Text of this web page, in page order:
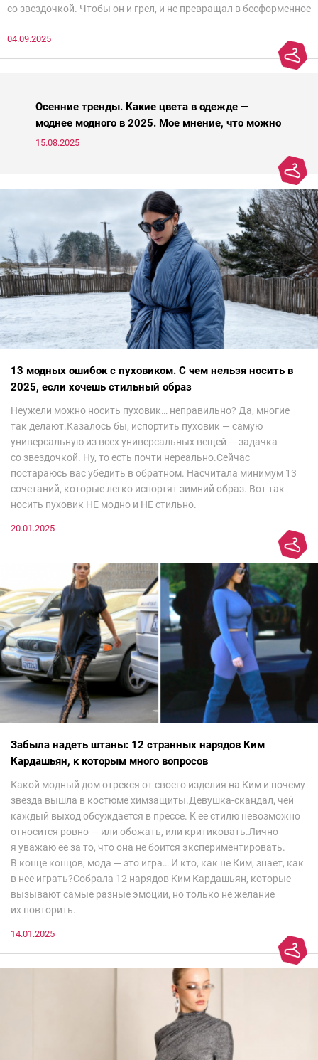
со звездочкой. Чтобы он и грел, и не превращал в бесформенное
паники.
04.09.2025
Осенние тренды. Какие цвета в одежде —
моднее модного в 2025. Мое мнение, что можно
носить, а что нет
15.08.2025
13 модных ошибок с пуховиком. С чем нельзя носить в
2025, если хочешь стильный образ
Неужели можно носить пуховик… неправильно? Да, многие
так делают.Казалось бы, испортить пуховик — самую
универсальную из всех универсальных вещей — задачка
со звездочкой. Ну, то есть почти нереально.Сейчас
постараюсь вас убедить в обратном. Насчитала минимум 13
сочетаний, которые легко испортят зимний образ. Вот так
носить пуховик НЕ модно и НЕ стильно.
20.01.2025
Забыла надеть штаны: 12 странных нарядов Ким
Кардашьян, к которым много вопросов
Какой модный дом отрекся от своего изделия на Ким и почему
звезда вышла в костюме химзащиты.Девушка-скандал, чей
каждый выход обсуждается в прессе. К ее стилю невозможно
относится ровно — или обожать, или критиковать.Лично
я уважаю ее за то, что она не боится экспериментировать.
В конце концов, мода — это игра… И кто, как не Ким, знает, как
в нее играть?Собрала 12 нарядов Ким Кардашьян, которые
вызывают самые разные эмоции, но только не желание
их повторить.
14.01.2025